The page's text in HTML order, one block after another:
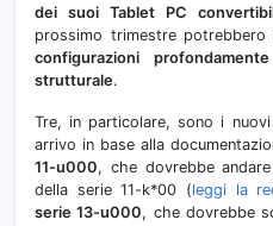
dei suoi Tablet PC
prossimo trimestre
configurazioni
strutturale.
Tre, in particolare, sono i
arrivo in base alla
11-u000, che dovrebbe
della serie 11-k*00 (leggi la
serie 13-u000, che dovrebbe